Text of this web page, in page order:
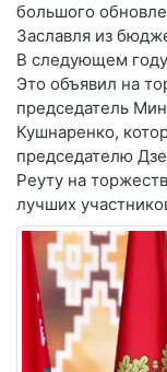
большого
Заславля из
В следующем
Это объявил на
председатель
Кушнаренко,
председателю
Реуту на
лучших